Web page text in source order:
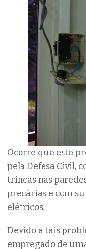
Ocorre que este
pela Defesa Civil,
trincas nas
precárias e com
elétricos.
Devido a tais
empregado de